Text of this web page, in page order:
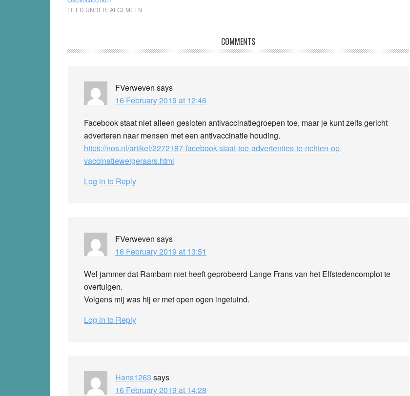
FILED UNDER:ALGEMEEN
Interactions
COMMENTS
FVerweven says
16 February 2019 at 12:46
Facebook staat niet alleen gesloten antivaccinatiegroepen toe, maar je kunt zelfs gericht
adverteren naar mensen met een antivaccinatie houding.
https://nos.nl/artikel/2272187-facebook-staat-toe-advertenties-te-richten-op-
vaccinatieweigeraars.html
Log in to Reply
FVerweven says
16 February 2019 at 13:51
Wel jammer dat Rambam niet heeft geprobeerd Lange Frans van het Elfstedencomplot te
overtuigen.
Volgens mij was hij er met open ogen ingetuind.
Log in to Reply
Hans1263 says
16 February 2019 at 14:28